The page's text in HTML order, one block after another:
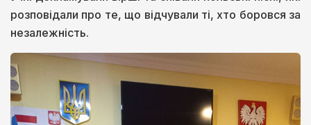
розповідали про те, що відчували ті, хто боровся за
незалежність.